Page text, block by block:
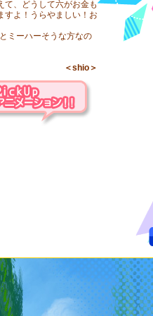
て、どうして六がお金も
すよ！うらやましい！お
ミーハーそうな方なの
＜shio＞